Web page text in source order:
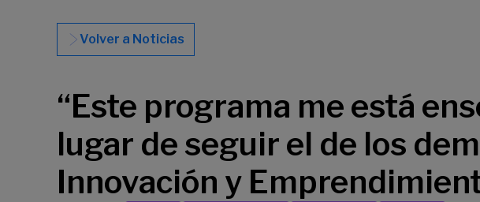
Volver a Noticias
“Este programa me está
lugar de seguir el de los
Innovación y